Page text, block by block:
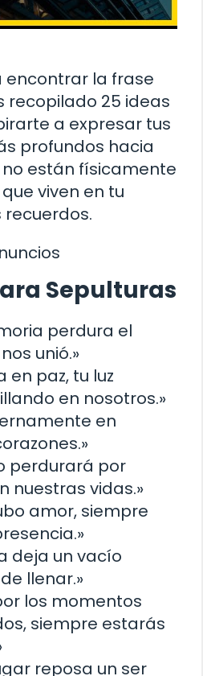
encontrar la frase
recopilado 25 ideas
a expresar tus
profundos hacia
están físicamente
viven en tu
recuerdos.
Sepulturas
perdura el
unió.»
en paz, tu luz
en nosotros.»
en
perdurará por
nuestras vidas.»
amor, siempre
deja un vacío
llenar.»
los momentos
siempre estarás
reposa un ser